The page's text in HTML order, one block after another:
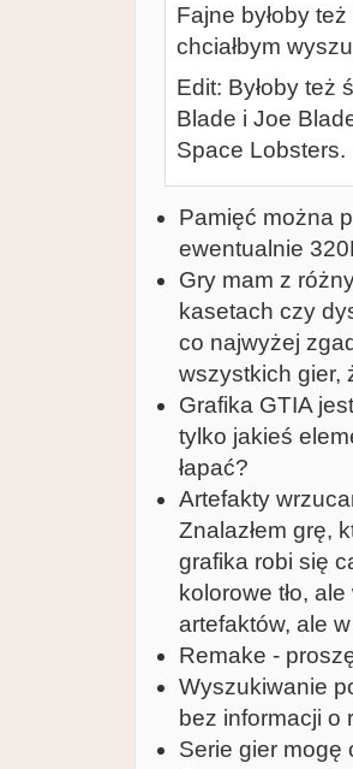
Fajne byłoby
chciałbym
Edit: Byłoby też
Blade i Joe
Space Lobsters.
Pamięć można
ewentualnie
Gry mam z
kasetach czy
co najwyżej
wszystkich gier,
Grafika GTIA
tylko jakieś
łapać?
Artefakty
Znalazłem grę,
grafika robi się
kolorowe tło,
artefaktów, ale
Remake -
Wyszukiwanie
bez informacji o
Serie gier mogę